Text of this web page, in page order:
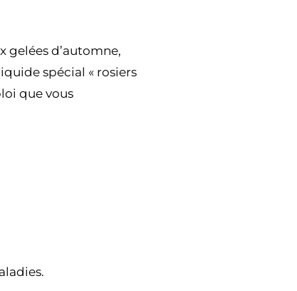
gelées d’automne,
spécial « rosiers
que vous